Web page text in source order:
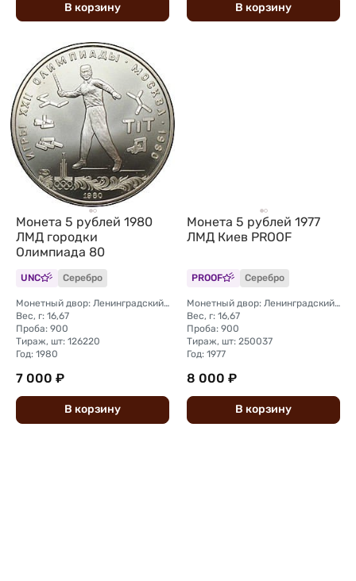
В корзину В корзину
Монета 5 рублей 1980
ЛМД городки
Олимпиада 80
UNC Серебро
Монетный двор: Ленинградский (ЛМД)
Вес, г: 16,67
Проба: 900
Тираж, шт: 126220
Год: 1980
7 000 ₽
В корзину
Монета 5 рублей 1977
ЛМД Киев PROOF
PROOF Серебро
Монетный двор: Ленинградский (ЛМД)
Вес, г: 16,67
Проба: 900
Тираж, шт: 250037
Год: 1977
8 000 ₽
В корзину